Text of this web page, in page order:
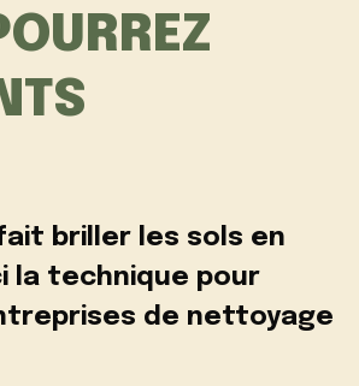
briller les sols en
la technique pour
de nettoyage